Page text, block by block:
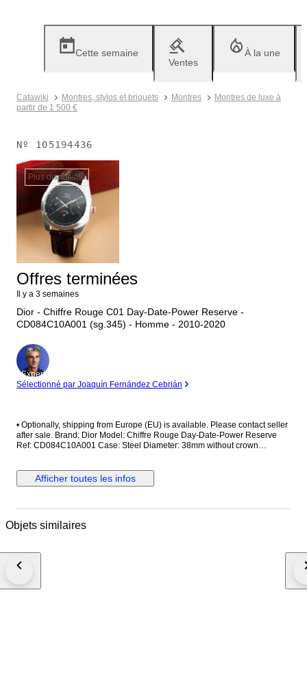
Cette semaine
Ventes
À la une
Catawiki Montres, stylos et briquets Montres
Montres de luxe à
partir de 1 500 €
Nº 105194436
Plus disponible
Offres terminées
Il y a 3 semaines
Dior - Chiffre Rouge C01 Day-Date-Power Reserve -
CD084C10A001 (sg.345) - Homme - 2010-2020
Expert
Sélectionné par Joaquín Fernández Cebrián
•⁠ ⁠Optionally, shipping from Europe (EU) is available. Please contact seller
after sale. Brand: Dior Model: Chiffre Rouge Day-Date-Power Reserve
Ref: CD084C10A001 Case: Steel Diameter: 38mm without crown
condition Extras: No box, no paper The box shown in the picture is a
shooting accessories. Not included. Shipping via Fedex or UPS (Its very
Afficher toutes les infos
Objets similaires